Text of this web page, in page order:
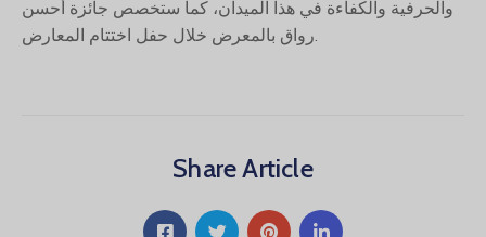
والحرفية والكفاءة في هذا الميدان، كما ستخصص جائزة أحسن
رواق بالمعرض خلال حفل اختتام المعارض.
Share Article